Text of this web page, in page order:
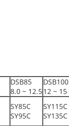
DSB85
8.0 ~ 12.5
DSB100
12 ~ 15
SY85C
SY95C
SY115C
SY135C